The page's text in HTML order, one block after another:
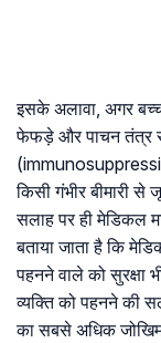
इसके अलावा, अगर
फेफड़े और पाचन तंत्र
किसी गंभीर बीमारी से
सलाह पर ही मेडिकल
बताया जाता है कि
पहनने वाले को सुरक्षा
व्यक्ति को पहनने की
का सबसे अधिक जोखिम